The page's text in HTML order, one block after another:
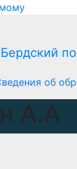
об
А.А